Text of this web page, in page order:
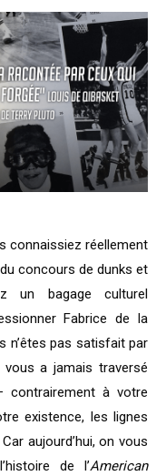
connaissiez réellement
concours de dunks et
un bagage culturel
Fabrice de la
n’êtes pas satisfait par
a jamais traversé
contrairement à votre
existence, les lignes
aujourd’hui, on vous
de l’American